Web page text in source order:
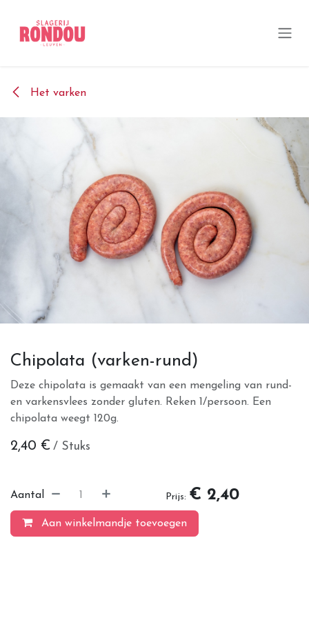
Het varken
Chipolata (varken-rund)
Deze chipolata is gemaakt van een mengeling van rund-
en varkensvlees zonder gluten. Reken 1/persoon. Een
chipolata weegt 120g.
2,40 € / Stuks
Aan winkelmandje toevoegen
Aantal Prijs: € 2,40